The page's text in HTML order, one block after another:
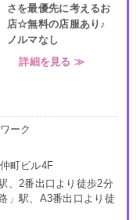
さを最優先に考えるお
店☆無料の店服あり♪
ノルマなし
詳細を見る ≫
ーク
町ビル4F
、2番出口より徒歩2分
」駅、A3番出口より徒